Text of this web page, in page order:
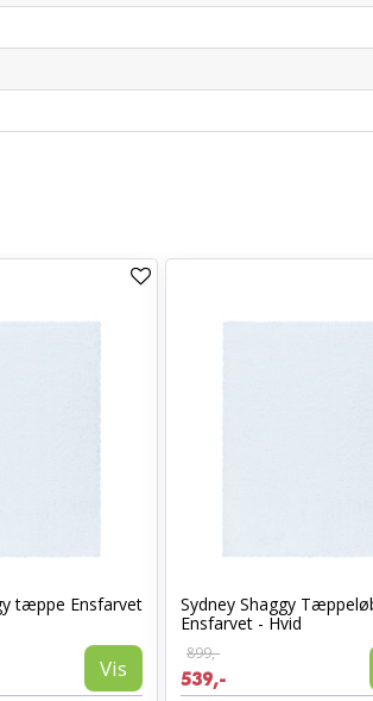
tæppe Ensfarvet
Vis
Sydney Shaggy
Ensfarvet - Hvid
899,-
539,-